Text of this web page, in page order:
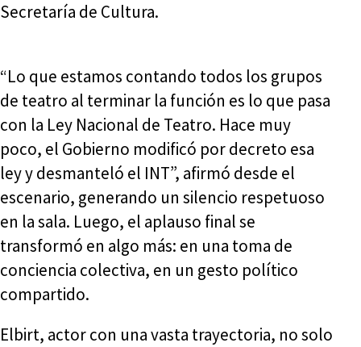
Secretaría de Cultura.
“Lo que estamos contando todos los grupos
de teatro al terminar la función es lo que pasa
con la Ley Nacional de Teatro. Hace muy
poco, el Gobierno modificó por decreto esa
ley y desmanteló el INT”, afirmó desde el
escenario, generando un silencio respetuoso
en la sala. Luego, el aplauso final se
transformó en algo más: en una toma de
conciencia colectiva, en un gesto político
compartido.
Elbirt, actor con una vasta trayectoria, no solo